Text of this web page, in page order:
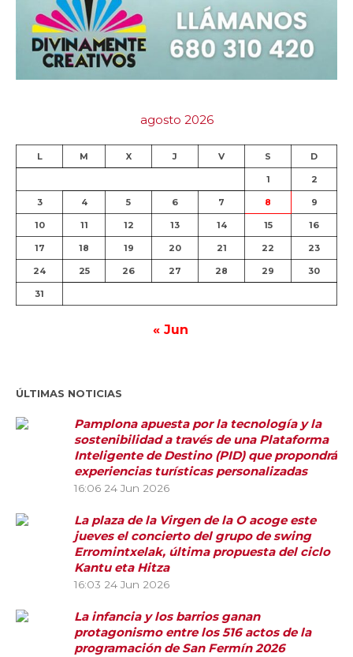
agosto 2026
L M X J V S D
1 2
3 4 5 6 7 8 9
10 11 12 13 14 15 16
17 18 19 20 21 22 23
24 25 26 27 28 29 30
31
« Jun
ÚLTIMAS NOTICIAS
Pamplona apuesta por la tecnología y la
sostenibilidad a través de una Plataforma
Inteligente de Destino (PID) que propondrá
experiencias turísticas personalizadas
16:06 24 Jun 2026
La plaza de la Virgen de la O acoge este
jueves el concierto del grupo de swing
Erromintxelak, última propuesta del ciclo
Kantu eta Hitza
16:03 24 Jun 2026
La infancia y los barrios ganan
protagonismo entre los 516 actos de la
programación de San Fermín 2026